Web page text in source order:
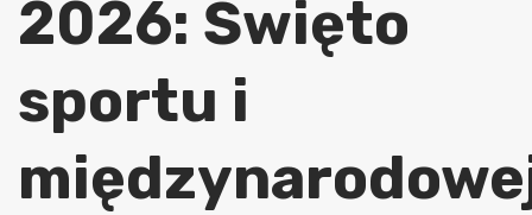
2026: Święto
sportu i